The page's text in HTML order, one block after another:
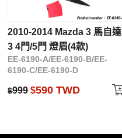
2010-2014 Mazda 3 馬自達
3 4門/5門 燈眉(4款)
EE-6190-A/EE-6190-B/EE-
6190-C/EE-6190-D
$999 $590 TWD